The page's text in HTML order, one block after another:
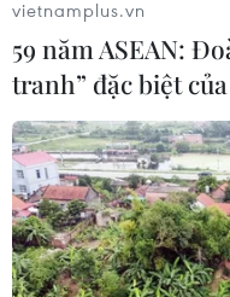
17/07/2026 06:09
xương hiếm gặp
17/07/2026 01:05
Tìm lời giải cho xu
vietnamplus.vn
59 năm ASEAN:
tranh” đặc biệt